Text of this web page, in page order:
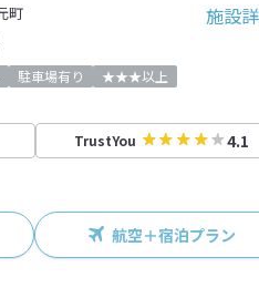
施設
町
駐車場有り
★★★以上
TrustYou 4.1
航空＋宿泊プラン